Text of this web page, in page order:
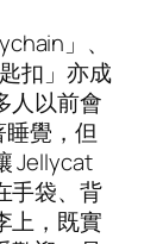
」、
扣」亦成
人以前會
覺，但
Jellycat
手袋、背
上，既實